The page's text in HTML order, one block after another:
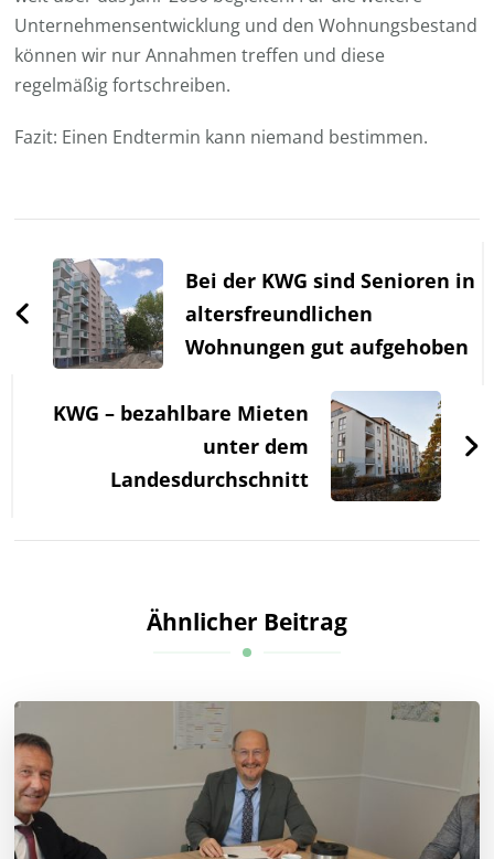
Unternehmensentwicklung und den Wohnungsbestand
können wir nur Annahmen treffen und diese
regelmäßig fortschreiben.
Fazit: Einen Endtermin kann niemand bestimmen.
Bei der KWG sind Senioren in
altersfreundlichen
Wohnungen gut aufgehoben
KWG – bezahlbare Mieten
unter dem
Landesdurchschnitt
Ähnlicher Beitrag